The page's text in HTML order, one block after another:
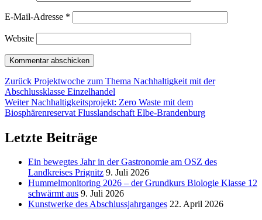
E-Mail-Adresse *
Website
Beitragsnavigation
Zurück Vorheriger
Beitrag:
Projektwoche zum Thema Nachhaltigkeit mit der
Abschlussklasse Einzelhandel
Weiter Nächster
Beitrag:
Nachhaltigkeitsprojekt: Zero Waste mit dem
Biosphärenreservat Flusslandschaft Elbe-Brandenburg
Letzte Beiträge
Ein bewegtes Jahr in der Gastronomie am OSZ des
Landkreises Prignitz 9. Juli 2026
Hummelmonitoring 2026 – der Grundkurs Biologie Klasse 12
schwärmt aus 9. Juli 2026
Kunstwerke des Abschlussjahrganges 22. April 2026